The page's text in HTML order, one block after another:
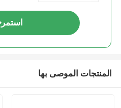
استمر
المنتجات الموصى بها